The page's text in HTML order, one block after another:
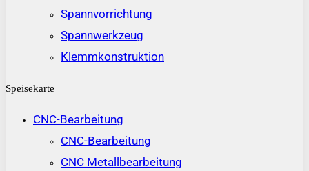
Spannvorrichtung
Spannwerkzeug
Klemmkonstruktion
Speisekarte
CNC-Bearbeitung
CNC-Bearbeitung
CNC Metallbearbeitung